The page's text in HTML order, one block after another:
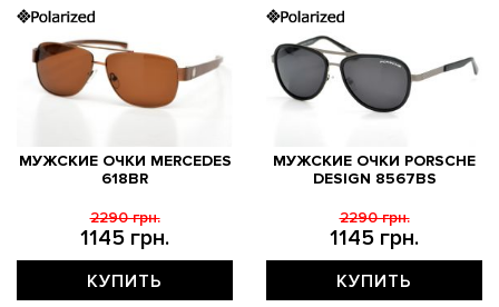
МУЖСКИЕ ОЧКИ MERCEDES
618BR
1145 грн.
2290 грн.
КУПИТЬ
МУЖСКИЕ ОЧКИ PORSCHE
DESIGN 8567BS
1145 грн.
2290 грн.
КУПИТЬ